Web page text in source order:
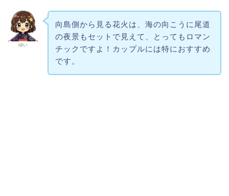
ゆい
向島側から見る花火は、海の向こうに尾道
の夜景もセットで見えて、とってもロマン
チックですよ！カップルには特におすすめ
です。